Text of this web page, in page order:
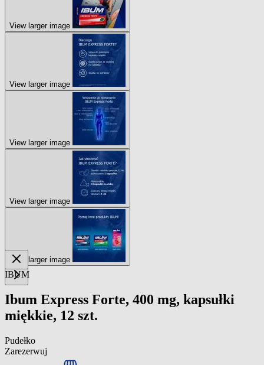
View larger image
View larger image
View larger image
View larger image
View larger image
IBUM
Ibum Express Forte, 400 mg, kapsułki
miękkie, 12 szt.
Pudełko
Zarezerwuj